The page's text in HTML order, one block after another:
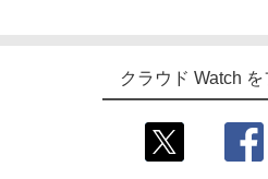
クラウド Watch